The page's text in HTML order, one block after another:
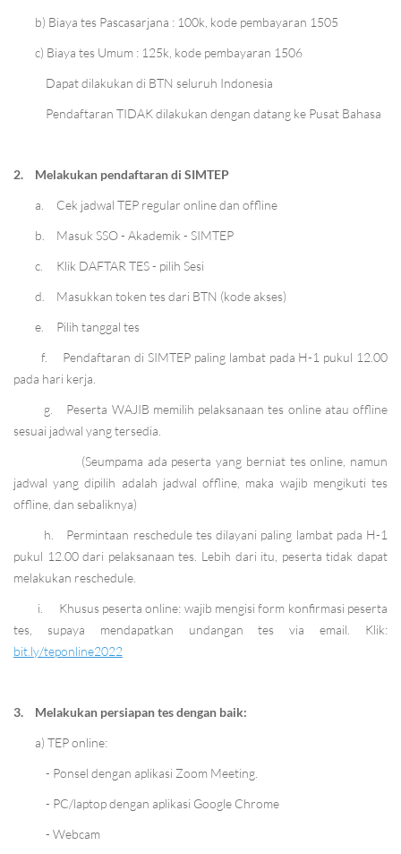
b) Biaya tes Pascasarjana : 100k, kode pembayaran 1505
c) Biaya tes Umum : 125k, kode pembayaran 1506
Dapat dilakukan di BTN seluruh Indonesia
Pendaftaran TIDAK dilakukan dengan datang ke Pusat Bahasa
2.
Melakukan pendaftaran di SIMTEP
a.
Cek jadwal TEP regular online dan offline
b.
Masuk SSO - Akademik - SIMTEP
c.
Klik DAFTAR TES - pilih Sesi
d.
Masukkan token tes dari BTN (kode akses)
e.
Pilih tanggal tes
f.
Pendaftaran di SIMTEP paling lambat pada H-1 pukul 12.00
pada hari kerja.
g.
Peserta WAJIB memilih pelaksanaan tes online atau offline
sesuai jadwal yang tersedia.
(Seumpama ada peserta yang berniat tes online, namun
jadwal yang dipilih adalah jadwal offline, maka wajib mengikuti tes
offline, dan sebaliknya)
h.
Permintaan reschedule tes dilayani paling lambat pada H-1
pukul 12.00 dari pelaksanaan tes. Lebih dari itu, peserta tidak dapat
melakukan reschedule.
i.
Khusus peserta online: wajib mengisi form konfirmasi peserta
tes, supaya mendapatkan undangan tes via email. Klik:
bit.ly/teponline2022
3.
Melakukan persiapan tes dengan baik:
a) TEP online:
- Ponsel dengan aplikasi Zoom Meeting.
- PC/laptop dengan aplikasi Google Chrome
- Webcam